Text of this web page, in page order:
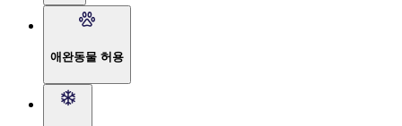
애완동물 허용